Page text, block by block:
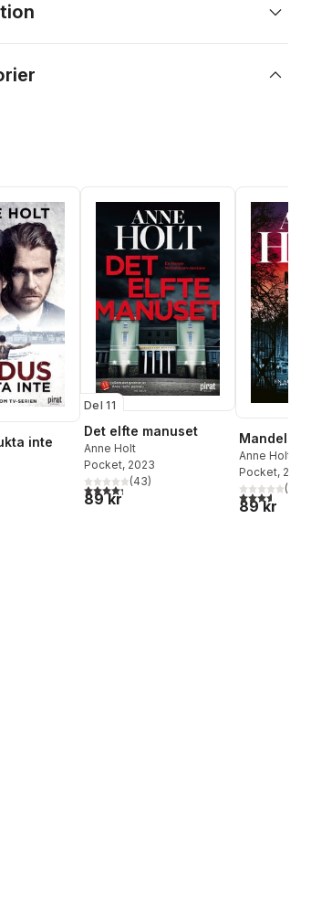
inte
Totalt antal röster:
Del 11
Det elfte manuset
Anne Holt
Pocket, 2023
4,3utav 5 stjärnor. Totalt antal röster:
(43)
89 kr
Anne Holt
Pocket, 2022
3,6utav 5(
89 kr